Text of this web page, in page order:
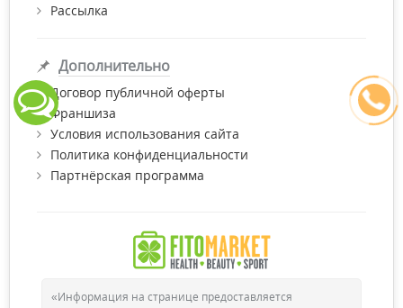
Рассылка
Дополнительно
Договор публичной оферты
Франшиза
Условия использования сайта
Политика конфиденциальности
Партнёрская программа
«Информация на странице предоставляется